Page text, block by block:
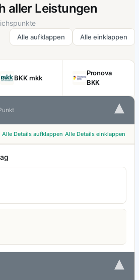
aller Leistungen
Alle aufklappen Alle einklappen
BKK mkk
Pronova
BKK
▾
Alle Details aufklappen Alle Details einklappen
▾